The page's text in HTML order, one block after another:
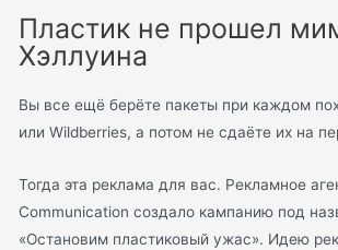
Пластик не прошел
Хэллуина
Вы все ещё берёте пакеты при каждом
или Wildberries, а потом не сдаёте их на
Тогда эта реклама для вас. Рекламное
Communication создало кампанию под
«Остановим пластиковый ужас». Идею